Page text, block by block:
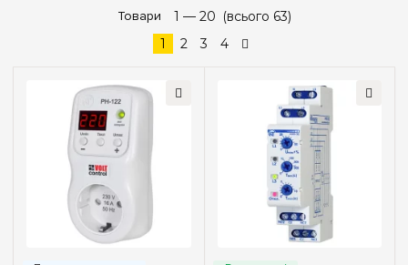
Тип УЗДП
2 (C) (9)
Мережа
1 фаза (43)
3 фази(20)
дорожче
нові надходження
Товари 1 — 20 (всього 63)
1
2 3 4